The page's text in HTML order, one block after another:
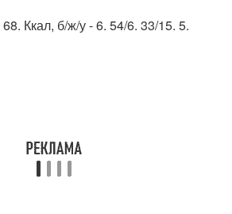
Ккал, б/ж/у - 6. 54/6. 33/15. 5.